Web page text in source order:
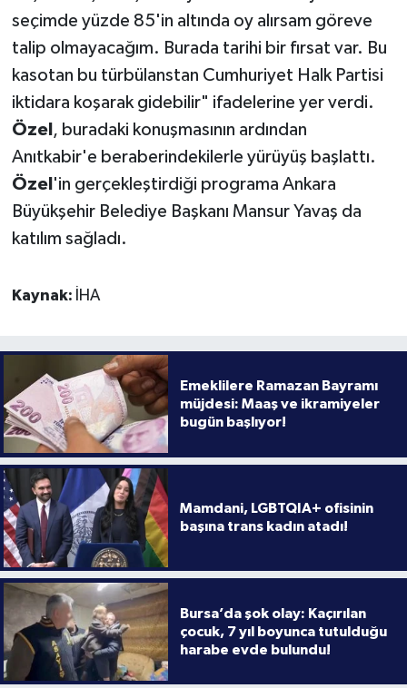
seçimde yüzde 85'in altında oy alırsam göreve
talip olmayacağım. Burada tarihi bir fırsat var. Bu
kasotan bu türbülanstan Cumhuriyet Halk Partisi
iktidara koşarak gidebilir" ifadelerine yer verdi.
Özel , buradaki konuşmasının ardından
Anıtkabir'e beraberindekilerle yürüyüş başlattı.
Özel 'in gerçekleştirdiği programa Ankara
Büyükşehir Belediye Başkanı Mansur Yavaş da
katılım sağladı.
Kaynak: İHA
Emeklilere Ramazan Bayramı
müjdesi: Maaş ve ikramiyeler
bugün başlıyor!
Mamdani, LGBTQIA+ ofisinin
başına trans kadın atadı!
Bursa’da şok olay: Kaçırılan
çocuk, 7 yıl boyunca tutulduğu
harabe evde bulundu!